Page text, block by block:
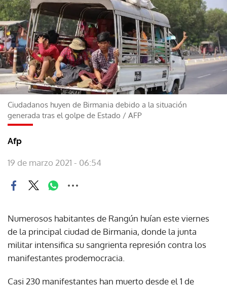
Ciudadanos huyen de Birmania debido a la situación
generada tras el golpe de Estado / AFP
Afp
19 de marzo 2021 - 06:54
Numerosos habitantes de Rangún huían este viernes
de la principal ciudad de Birmania, donde la junta
militar intensifica su sangrienta represión contra los
manifestantes prodemocracia.
Casi 230 manifestantes han muerto desde el 1 de